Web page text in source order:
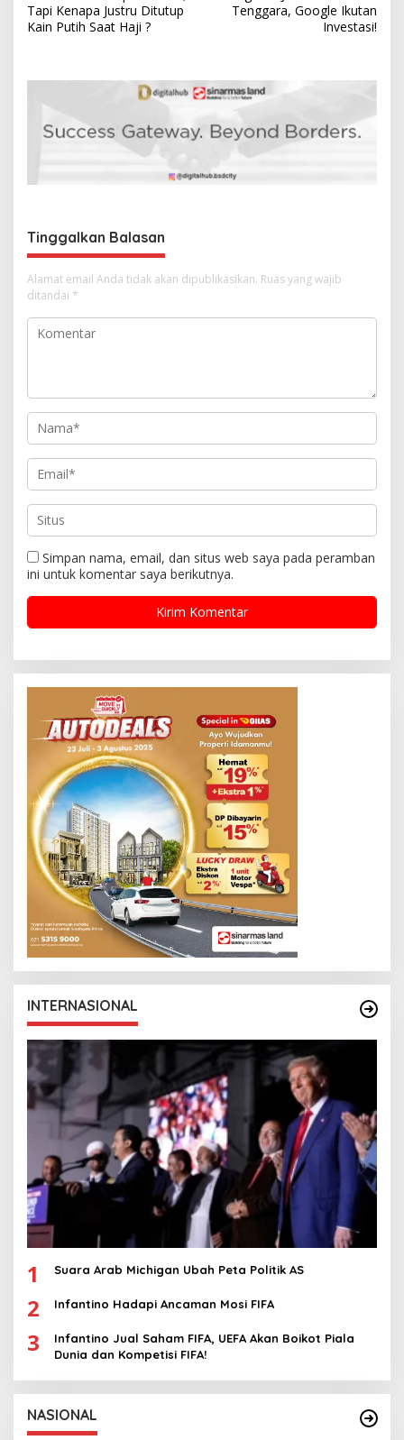
a
v
g
p
s
Tapi Kenapa Justru Ditutup
Kain Putih Saat Haji ?
Tenggara, Google Ikutan
Investasi!
Tinggalkan Balasan
Alamat email Anda tidak akan dipublikasikan. Ruas yang wajib
ditandai *
Simpan nama, email, dan situs web saya pada peramban
ini untuk komentar saya berikutnya.
INTERNASIONAL
1 Suara Arab Michigan Ubah Peta Politik AS
2 Infantino Hadapi Ancaman Mosi FIFA
3
Infantino Jual Saham FIFA, UEFA Akan Boikot Piala
Dunia dan Kompetisi FIFA!
NASIONAL